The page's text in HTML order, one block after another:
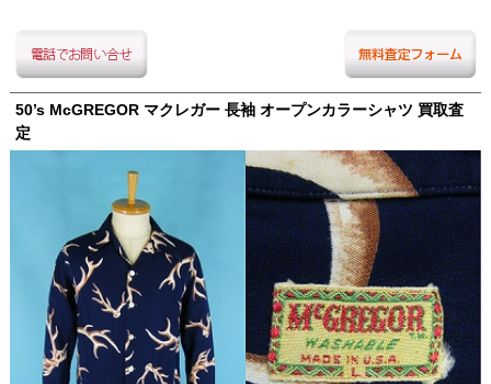
50’s McGREGOR マクレガー 長袖 オープンカラーシャツ 買取査
定